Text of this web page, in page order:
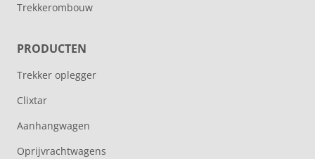
Trekkerombouw
PRODUCTEN
Trekker oplegger
Clixtar
Aanhangwagen
Oprijvrachtwagens